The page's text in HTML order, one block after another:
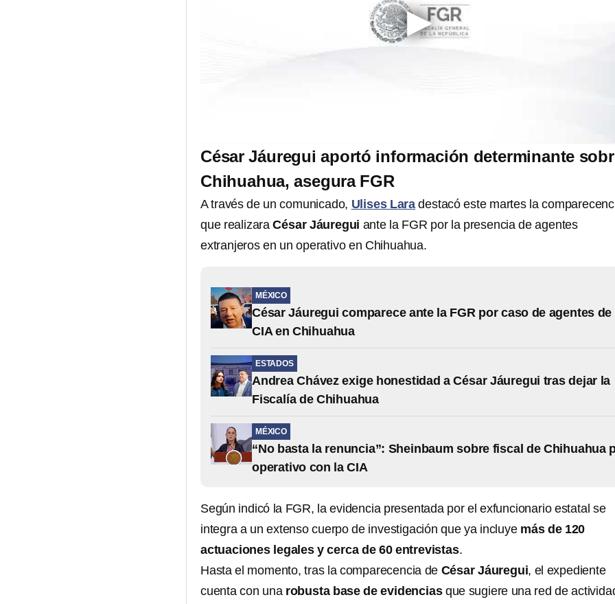
César Jáuregui aportó información determinante
Chihuahua, asegura FGR
A través de un comunicado, Ulises Lara destacó este martes la
que realizaraCésar Jáuregui ante la FGR por la presencia de agentes
extranjeros en un operativo en Chihuahua.
MÉXICO
César Jáuregui comparece ante la FGR por caso de agentes de
CIA en Chihuahua
ESTADOS
Andrea Chávez exige honestidad a César Jáuregui tras dejar la
Fiscalía de Chihuahua
MÉXICO
“No basta la renuncia”: Sheinbaum sobre fiscal de Chihuahua
operativo con la CIA
Según indicó la FGR, la evidencia presentada por el exfuncionario estatal se
integra a un extenso cuerpo de investigación que ya incluye más de 120
actuaciones legales y cerca de 60 entrevistas.
Hasta el momento, tras la comparecencia de César Jáuregui, el expediente
cuenta con una robusta base de evidenciasque sugiere una red de